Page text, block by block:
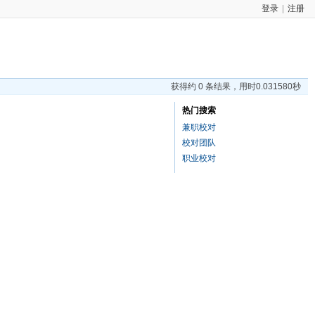
登录 注册
获得约 0 条结果，用时0.031580秒
热门搜索
兼职校对
校对团队
职业校对